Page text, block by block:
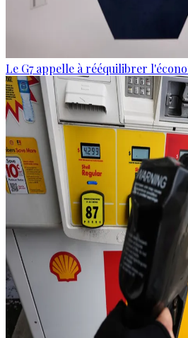
Le G7 appelle à rééquilibrer